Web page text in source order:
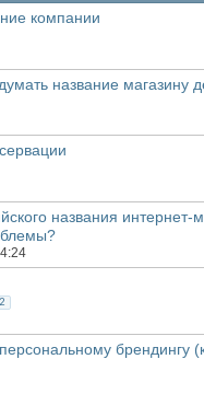
компании
название магазину
названия интернет-
2
брендингу